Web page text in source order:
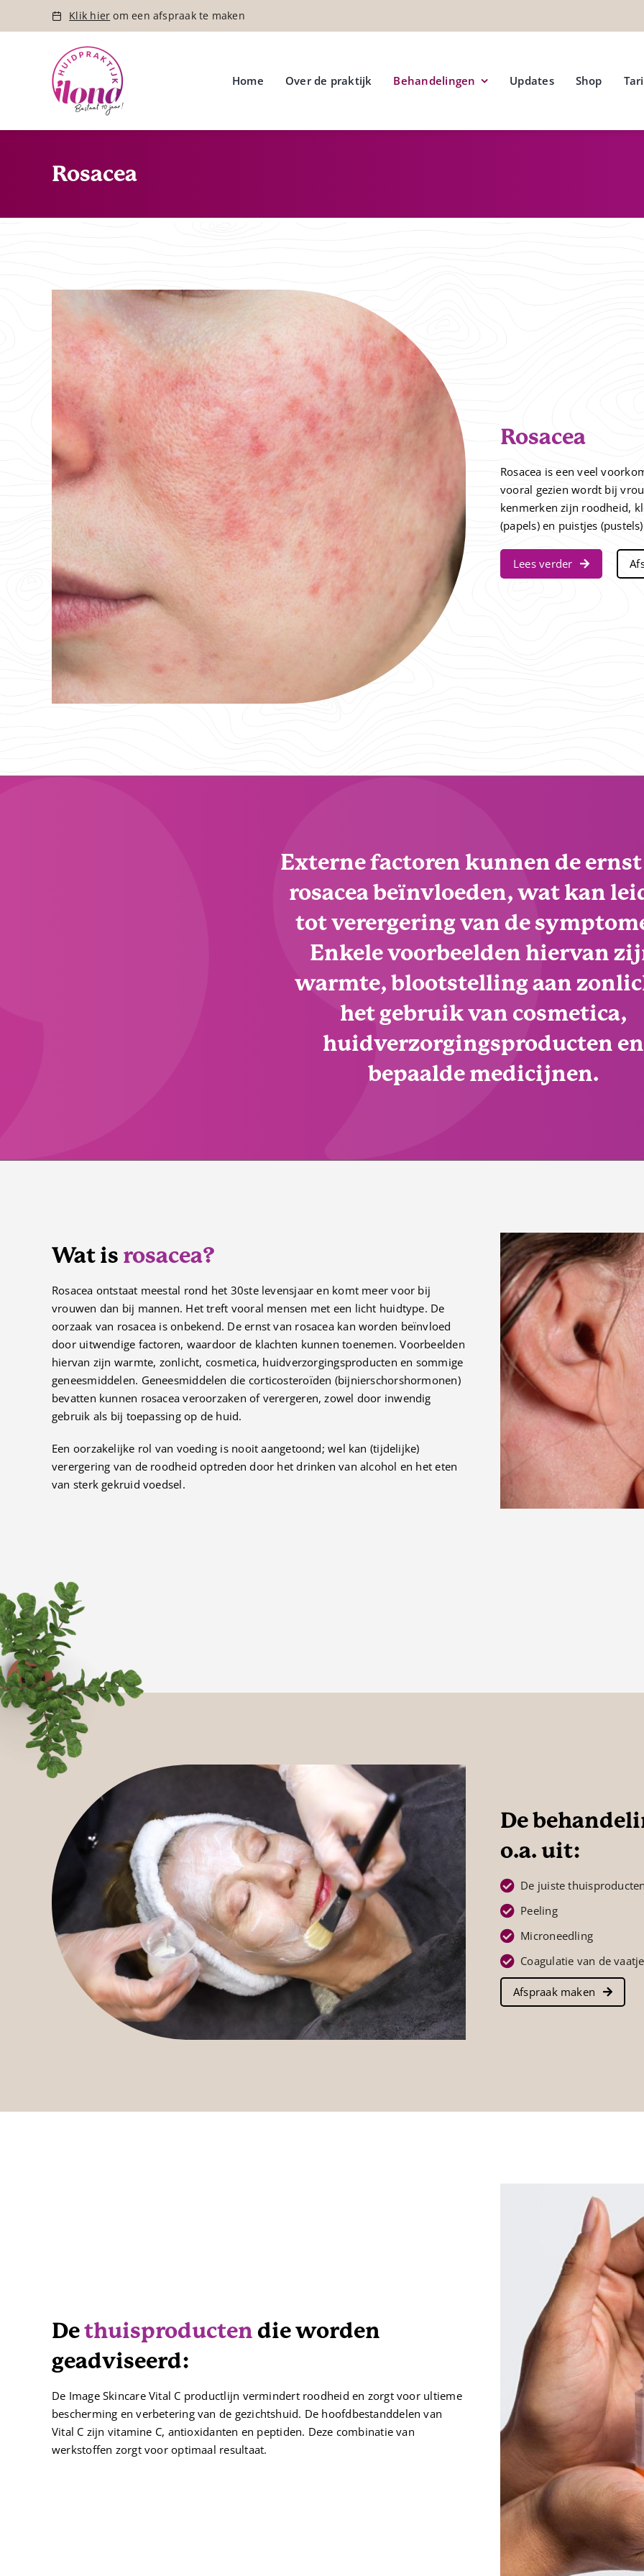
Klik hier om een afspraak te maken
Home Over de praktijk Behandelingen Updates Shop
Rosacea
Rosacea
Rosacea is een veel
vooral gezien wordt bij
kenmerken zijn roodheid,
(papels) en puistjes
Lees verder
Externe factoren kunnen de
rosacea beïnvloeden, wat kan
tot verergering van de
Enkele voorbeelden hiervan
warmte, blootstelling aan
het gebruik van cosmetica,
huidverzorgingsproducten en
bepaalde medicijnen.
Wat is rosacea?
Rosacea ontstaat meestal rond het 30ste levensjaar en komt meer voor bij
vrouwen dan bij mannen. Het treft vooral mensen met een licht huidtype. De
oorzaak van rosacea is onbekend. De ernst van rosacea kan worden beïnvloed
door uitwendige factoren, waardoor de klachten kunnen toenemen. Voorbeelden
hiervan zijn warmte, zonlicht, cosmetica, huidverzorgingsproducten en sommige
geneesmiddelen. Geneesmiddelen die corticosteroïden (bijnierschorshormonen)
bevatten kunnen rosacea veroorzaken of verergeren, zowel door inwendig
gebruik als bij toepassing op de huid.
Een oorzakelijke rol van voeding is nooit aangetoond; wel kan (tijdelijke)
verergering van de roodheid optreden door het drinken van alcohol en het eten
van sterk gekruid voedsel.
De
o.a. uit:
De juiste
Peeling
Microneedling
Coagulatie van de
Afspraak maken
Dethuisproducten die worden
geadviseerd:
De Image Skincare Vital C productlijn vermindert roodheid en zorgt voor ultieme
bescherming en verbetering van de gezichtshuid. De hoofdbestanddelen van
Vital C zijn vitamine C, antioxidanten en peptiden. Deze combinatie van
werkstoffen zorgt voor optimaal resultaat.